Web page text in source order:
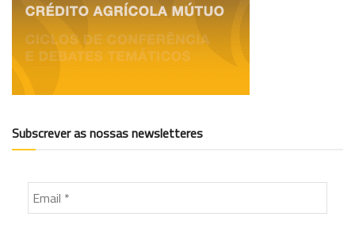
Subscrever as nossas newsletteres